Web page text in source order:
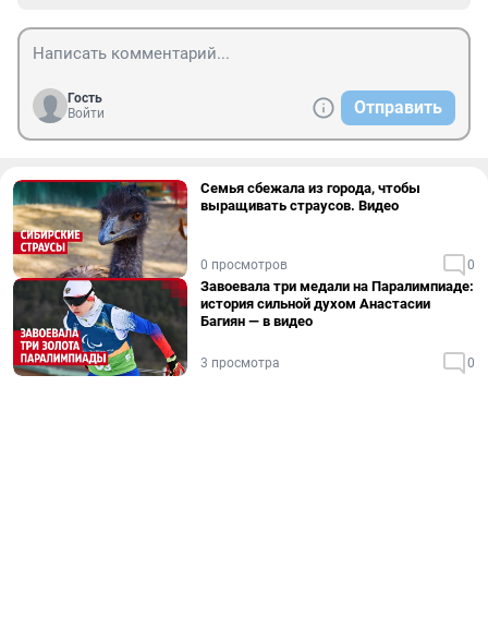
Гость
Войти
Отправить
Семья сбежала из города, чтобы
выращивать страусов. Видео
0 просмотров 0
Завоевала три медали на Паралимпиаде:
история сильной духом Анастасии
Багиян — в видео
3 просмотра 0